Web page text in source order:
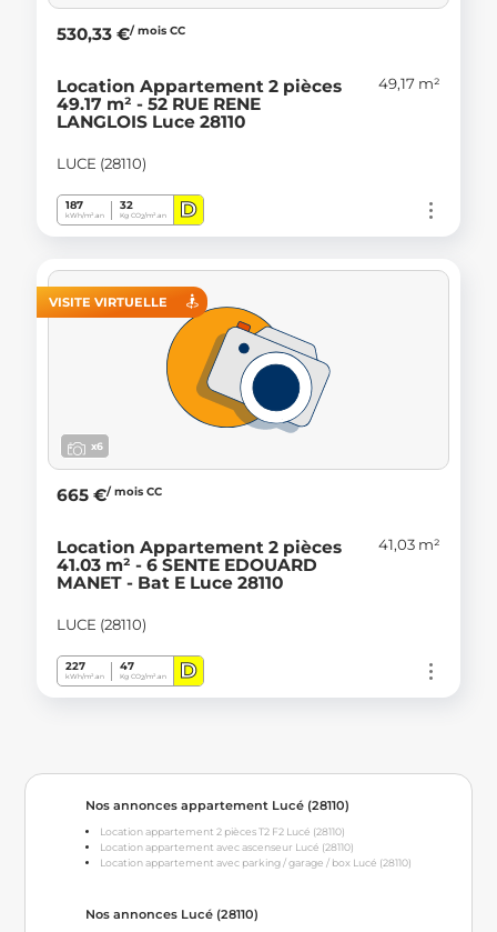
530,33 €/ mois CC
Location Appartement 2 pièces
49.17 m² - 52 RUE RENE
LANGLOIS Luce 28110
49,17 m²
LUCE (28110)
187
kWh/m².an
32
Kg CO2/m².an D
VISITE VIRTUELLE
x6
665 €/ mois CC
Location Appartement 2 pièces
41.03 m² - 6 SENTE EDOUARD
MANET - Bat E Luce 28110
41,03 m²
LUCE (28110)
227
kWh/m².an
47
Kg CO2/m².an D
Nos annonces appartement Lucé (28110)
Location appartement 2 pièces T2 F2 Lucé (28110)
Location appartement avec ascenseur Lucé (28110)
Location appartement avec parking / garage / box Lucé (28110)
Nos annonces Lucé (28110)